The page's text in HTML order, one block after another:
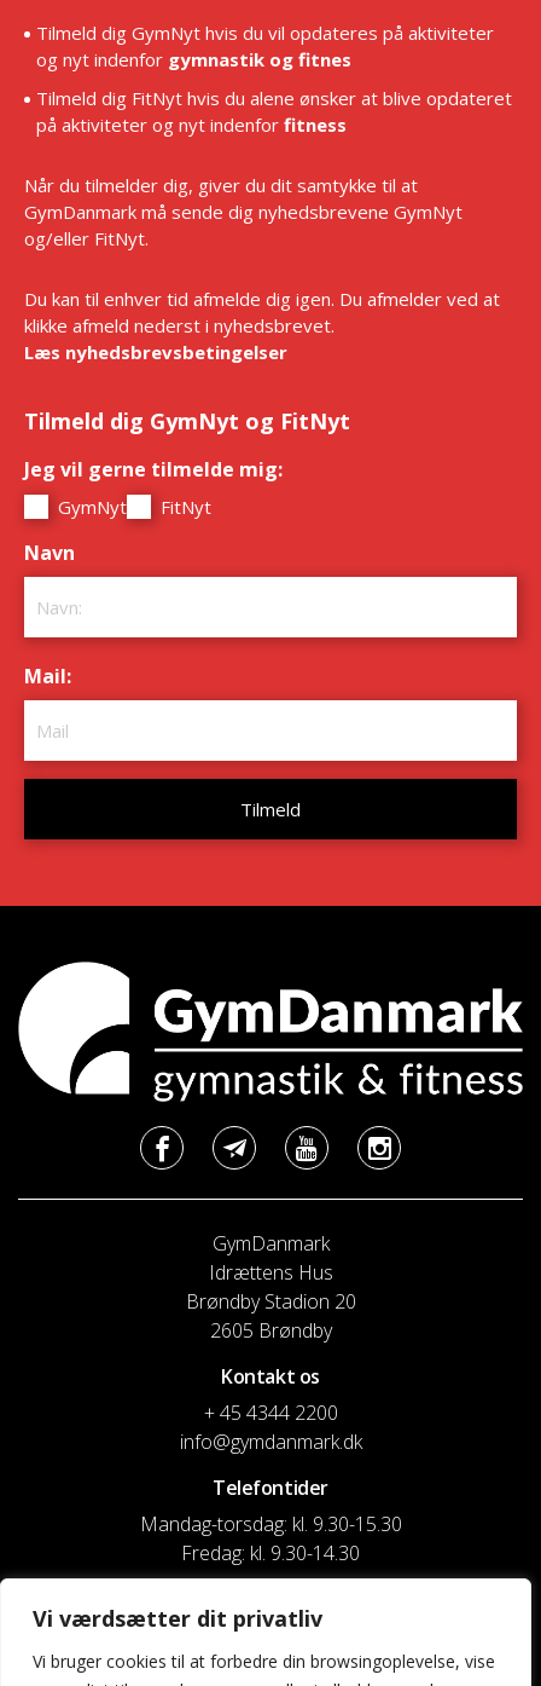
Vi værdsætter dit privatliv
Vi bruger cookies til at forbedre din browsingoplevelse, vise
Tilmeld dig GymNyt hvis du vil opdateres på aktiviteter
og nyt indenfor gymnastik og fitnes
Tilmeld dig FitNyt hvis du alene ønsker at blive opdateret
på aktiviteter og nyt indenfor fitness
Når du tilmelder dig, giver du dit samtykke til at
GymDanmark må sende dig nyhedsbrevene GymNyt
og/eller FitNyt.
Du kan til enhver tid afmelde dig igen. Du afmelder ved at
klikke afmeld nederst i nyhedsbrevet.
Læs nyhedsbrevsbetingelser
Tilmeld dig GymNyt og FitNyt
Jeg vil gerne tilmelde mig:
GymNyt FitNyt
Navn
Mail:
GymDanmark
Idrættens Hus
Brøndby Stadion 20
2605 Brøndby
Kontakt os
+ 45 4344 2200
info@gymdanmark.dk
Telefontider
Mandag-torsdag: kl. 9.30-15.30
Fredag: kl. 9.30-14.30
CVR nr. 20916818
Reg. & Kontonr.: 4180 3119119022